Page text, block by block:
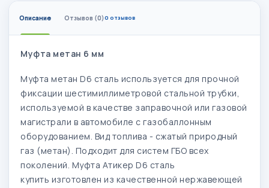
Описание Отзывов (0)0 отзывов
Муфта метан 6 мм
Муфта метан D6 сталь используется для прочной
фиксации шестимиллиметровой стальной трубки,
используемой в качестве заправочной или газовой
магистрали в автомобиле с газобаллонным
оборудованием. Вид топлива - сжатый природный
газ (метан). Подходит для систем ГБО всех
поколений. Муфта Атикер D6 сталь
купить изготовлен из качественной нержавеющей